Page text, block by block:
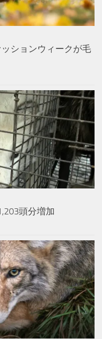
ションウィークが毛
頭分増加